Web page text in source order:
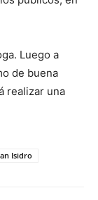
Luego a
de buena
realizar una
Isidro